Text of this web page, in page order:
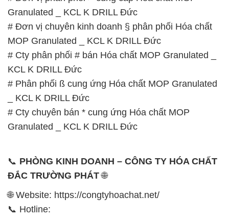
Granulated _ KCL K DRILL Đức
# Đơn vị chuyên kinh doanh § phân phối Hóa chất
MOP Granulated _ KCL K DRILL Đức
# Cty phân phối # bán Hóa chất MOP Granulated _
KCL K DRILL Đức
# Phân phối ß cung ứng Hóa chất MOP Granulated
_ KCL K DRILL Đức
# Cty chuyên bán * cung ứng Hóa chất MOP
Granulated _ KCL K DRILL Đức
📞 PHÒNG KINH DOANH – CÔNG TY HÓA CHẤT
ĐẮC TRƯỜNG PHÁT🌐
🌐 Website: https://congtyhoachat.net/
📞 Hotline: